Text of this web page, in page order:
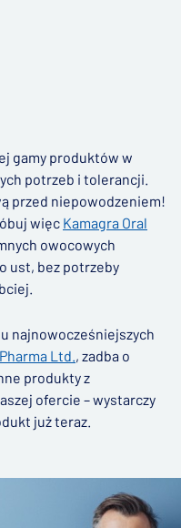
gamy produktów w
potrzeb i tolerancji.
przed niepowodzeniem!
więc Kamagra Oral
owocowych
ust, bez potrzeby
najnowocześniejszych
Ltd., zadba o
produkty z
ofercie – wystarczy
już teraz.